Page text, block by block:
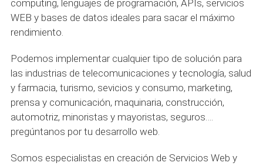
computing, lenguajes de programación, APIs, servicios
WEB y bases de datos ideales para sacar el máximo
rendimiento.
Podemos implementar cualquier tipo de solución para
las industrias de telecomunicaciones y tecnología, salud
y farmacia, turismo, sevicios y consumo, marketing,
prensa y comunicación, maquinaria, construcción,
automotriz, minoristas y mayoristas, seguros….
pregúntanos por tu desarrollo web.
Somos especialistas en creación de Servicios Web y